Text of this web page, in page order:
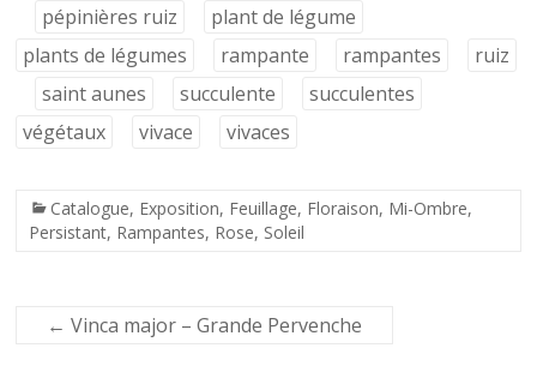
pépinières ruiz
plant de légume
plants de légumes
rampante rampantes
ruiz
saint aunes
succulente
succulentes
végétaux
vivace vivaces
Catalogue, Exposition, Feuillage, Floraison, Mi-Ombre,
Persistant, Rampantes, Rose, Soleil
← Vinca major – Grande Pervenche